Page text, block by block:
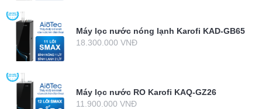
Máy lọc nước nóng lạnh Karofi KAD-GB65
18.300.000 VNĐ
Máy lọc nước RO Karofi KAQ-GZ26
11.900.000 VNĐ